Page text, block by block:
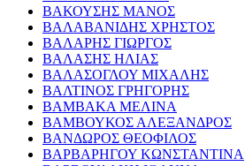
ΒΑΚΟΥΣΗΣ ΜΑΝΟΣ
ΒΑΛΑΒΑΝΙΔΗΣ ΧΡΗΣΤΟΣ
ΒΑΛΑΡΗΣ ΓΙΩΡΓΟΣ
ΒΑΛΑΣΗΣ ΗΛΙΑΣ
ΒΑΛΑΣΟΓΛΟΥ ΜΙΧΑΛΗΣ
ΒΑΛΤΙΝΟΣ ΓΡΗΓΟΡΗΣ
ΒΑΜΒΑΚΑ ΜΕΛΙΝΑ
ΒΑΜΒΟΥΚΟΣ ΑΛΕΞΑΝΔΡΟΣ
ΒΑΝΔΩΡΟΣ ΘΕΟΦΙΛΟΣ
ΒΑΡΒΑΡΗΓΟΥ ΚΩΝΣΤΑΝΤΙΝΑ